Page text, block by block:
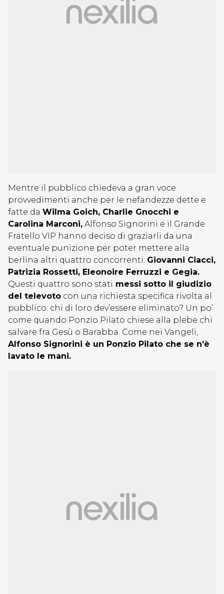
Mentre il pubblico chiedeva a gran voce
provvedimenti anche per le nefandezze dette e
fatte da Wilma Goich, Charlie Gnocchi e
Carolina Marconi, Alfonso Signorini e il Grande
Fratello VIP hanno deciso di graziarli da una
eventuale punizione per poter mettere alla
berlina altri quattro concorrenti: Giovanni Ciacci,
Patrizia Rossetti, Eleonoire Ferruzzi e Gegia.
Questi quattro sono stati messi sotto il giudizio
del televoto con una richiesta specifica rivolta al
pubblico: chi di loro dev’essere eliminato? Un po’
come quando Ponzio Pilato chiese alla plebe chi
salvare fra Gesù o Barabba. Come nei Vangeli,
Alfonso Signorini è un Ponzio Pilato che se n’è
lavato le mani.